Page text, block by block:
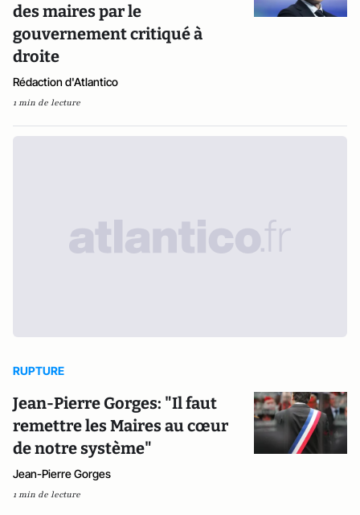
des maires par le
gouvernement critiqué à
droite
Rédaction d'Atlantico
1 min de lecture
RUPTURE
Jean-Pierre Gorges: "Il faut
remettre les Maires au cœur
de notre système"
Jean-Pierre Gorges
1 min de lecture